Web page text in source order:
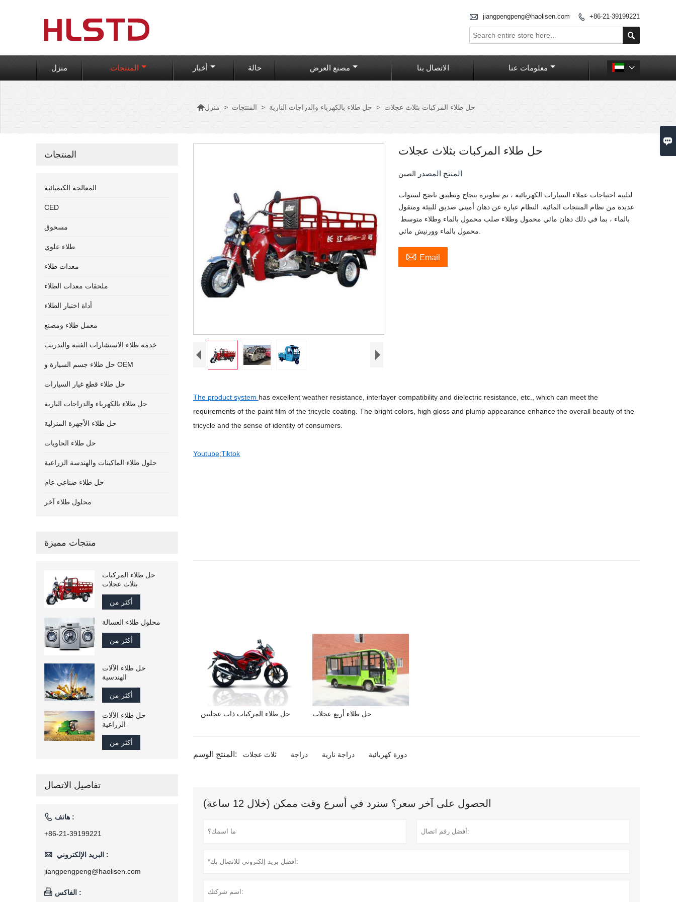

 jiangpengpeng@haolisen.com  +86-21-39199221

منزل المنتجات أخبار حالة مصنع العرض الاتصال بنا معلومات عنا 
منزل > المنتجات > حل طلاء بالكهرباء والدراجات النارية > حل طلاء المركبات بثلاث عجلات
حل طلاء المركبات بثلاث عجلات
المنتج المصدر الصين
لتلبية احتياجات عملاء السيارات الكهربائية ، تم تطويره بنجاح وتطبيق ناضج لسنوات
عديدة من نظام المنتجات المائية. النظام عبارة عن دهان أميني صديق للبيئة ومنقول
بالماء ، بما في ذلك دهان مائي محمول وطلاء صلب محمول بالماء وطلاء متوسط ​​
 Email
The product system has excellent weather resistance, interlayer compatibility and dielectric resistance, etc., which can meet the
requirements of the paint film of the tricycle coating. The bright colors, high gloss and plump appearance enhance the overall beauty of the
tricycle and the sense of identity of consumers.
Youtube;Tiktok
حل طلاء المركبات ذات عجلتين حل طلاء أربع عجلات
المنتج الوسم: ثلاث عجلات دراجة دراجة نارية دورة كهربائية
الحصول على آخر سعر؟ سنرد في أسرع وقت ممكن (خلال 12 ساعة)
المنتجات
المعالجة الكيميائية
CED
مسحوق
طلاء علوي
معدات طلاء
ملحقات معدات الطلاء
أداة اختبار الطلاء
معمل طلاء ومصنع
خدمة طلاء الاستشارات الفنية والتدريب
حل طلاء جسم السيارة و OEM
حل طلاء قطع غيار السيارات
حل طلاء بالكهرباء والدراجات النارية
حل طلاء الأجهزة المنزلية
حل طلاء الحاويات
حلول طلاء الماكينات والهندسة الزراعية
حل طلاء صناعي عام
محلول طلاء آخر
منتجات مميزة
حل طلاء المركبات
بثلاث عجلات
أكثر من
محلول طلاء الغسالة
أكثر من
حل طلاء الآلات
الهندسية
أكثر من
حل طلاء الآلات
الزراعية
أكثر من
تفاصيل الاتصال
 هاتف :
+86-21-39199221
 البريد الإلكتروني :
jiangpengpeng@haolisen.com
 الفاكس :